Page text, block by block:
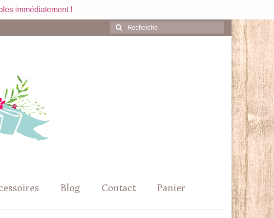
immédiatement !
Rechercher
:
Blog Contact Panier